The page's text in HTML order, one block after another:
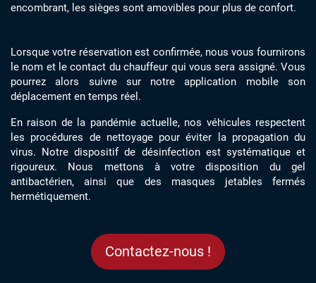
encombrant, les sièges sont amovibles pour plus de confort.
Lorsque votre réservation est confirmée, nous vous fournirons
le nom et le contact du chauffeur qui vous sera assigné. Vous
pourrez alors suivre sur notre application mobile son
déplacement en temps réel.
En raison de la pandémie actuelle, nos véhicules respectent
les procédures de nettoyage pour éviter la propagation du
virus. Notre dispositif de désinfection est systématique et
rigoureux. Nous mettons à votre disposition du gel
antibactérien, ainsi que des masques jetables fermés
hermétiquement.
Contactez-nous !